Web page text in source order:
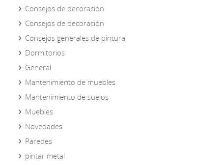
Consejos de decoración
Consejos de decoración
Consejos generales de pintura
Dormitorios
General
Mantenimiento de muebles
Mantenimiento de suelos
Muebles
Novedades
Paredes
pintar metal